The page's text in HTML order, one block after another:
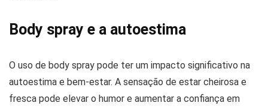
Body spray e a autoestima
O uso de body spray pode ter um impacto significativo na
autoestima e bem-estar. A sensação de estar cheirosa e
fresca pode elevar o humor e aumentar a confiança em